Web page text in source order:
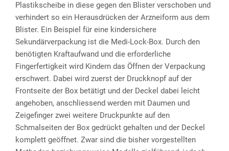
Plastikscheibe in diese gegen den Blister verschoben und
verhindert so ein Herausdrücken der Arzneiform aus dem
Blister. Ein Beispiel für eine kindersichere
Sekundärverpackung ist die Medi-Lock-Box. Durch den
benötigten Kraftaufwand und die erforderliche
Fingerfertigkeit wird Kindern das Öffnen der Verpackung
erschwert. Dabei wird zuerst der Druckknopf auf der
Frontseite der Box betätigt und der Deckel dabei leicht
angehoben, anschliessend werden mit Daumen und
Zeigefinger zwei weitere Druckpunkte auf den
Schmalseiten der Box gedrückt gehalten und der Deckel
komplett geöffnet. Zwar sind die bisher vorgestellten